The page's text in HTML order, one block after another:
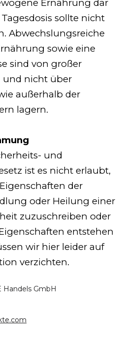
Ernährung dar
sollte nicht
Abwechslungsreiche
sowie eine
sind von großer
und nicht über
außerhalb der
lagern.
und
ist es nicht erlaubt,
der
oder Heilung einer
zuzuschreiben oder
entstehen
wir hier leider auf
verzichten.
Handels GmbH